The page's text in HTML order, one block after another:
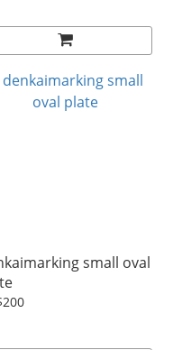
small oval